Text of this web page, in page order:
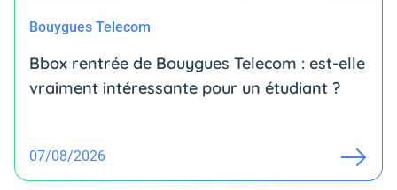
Bouygues Telecom
Bbox rentrée de Bouygues Telecom : est-elle
vraiment intéressante pour un étudiant ?
07/08/2026